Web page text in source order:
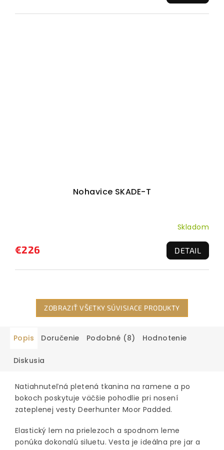
Nohavice SKADE-T
Skladom
€226 DETAIL
ZOBRAZIŤ VŠETKY SÚVISIACE PRODUKTY
Popis Doručenie Podobné (8) Hodnotenie
Diskusia
Natiahnuteľná pletená tkanina na ramene a po
bokoch poskytuje väčšie pohodlie pri nosení
zateplenej vesty Deerhunter Moor Padded.
Elastický lem na prielezoch a spodnom leme
ponúka dokonalú siluetu. Vesta je ideálna pre jar a